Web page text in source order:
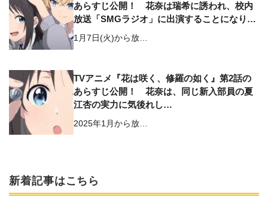
あらすじ公開！ 花奈は瑞希に誘われ、校内
放送「SMGラジオ」に出演することになり…
1月7日(火)から放…
TVアニメ『花は咲く、修羅の如く』第2話の
あらすじ公開！ 花奈は、同じ新入部員の夏
江杏の実力に気後れし…
2025年1月から放…
新着記事はこちら